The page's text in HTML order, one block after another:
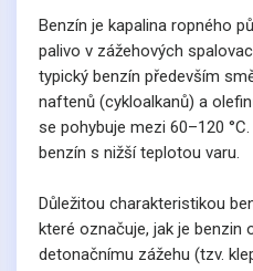
Benzín je kapalina ropného
palivo v zážehových
typický benzín především
naftenů (cykloalkanů) a
se pohybuje mezi 60–120
benzín s nižší teplotou varu.
Důležitou charakteristikou
které označuje, jak je benzin
detonačnímu zážehu (tzv.